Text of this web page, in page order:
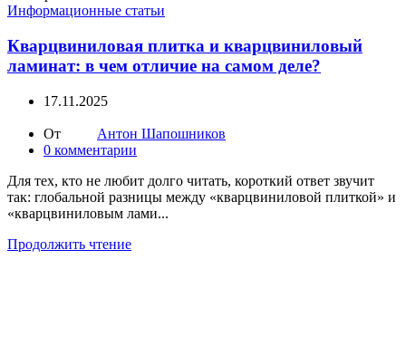
Информационные статьи
Кварцвиниловая плитка и кварцвиниловый
ламинат: в чем отличие на самом деле?
17.11.2025
От
Антон Шапошников
0 комментарии
Для тех, кто не любит долго читать, короткий ответ звучит
так: глобальной разницы между «кварцвиниловой плиткой» и
«кварцвиниловым лами...
Продолжить чтение